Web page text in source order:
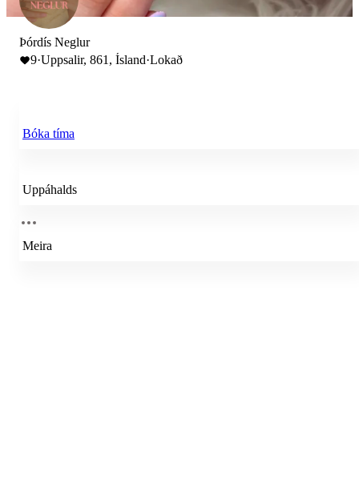
Þórdís Neglur
9·Uppsalir, 861, Ísland·Lokað
Bóka tíma
Uppáhalds
Meira